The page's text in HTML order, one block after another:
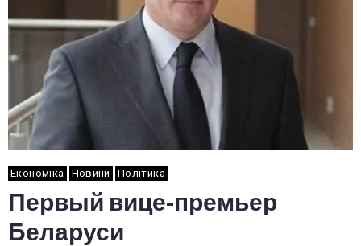
Економіка Новини Політика
Первый вице-премьер
Беларуси